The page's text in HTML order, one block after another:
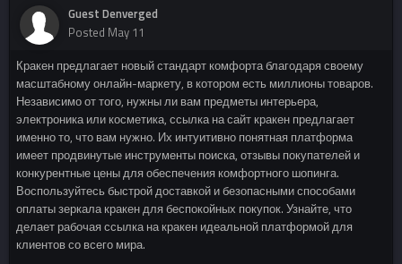
Guest Denverged
Posted May 11
Кракен предлагает новый стандарт комфорта благодаря своему
масштабному онлайн-маркету, в котором есть миллионы товаров.
Независимо от того, нужны ли вам предметы интерьера,
электроника или косметика, ссылка на сайт кракен предлагает
именно то, что вам нужно. Их интуитивно понятная платформа
имеет продвинутые инструменты поиска, отзывы покупателей и
конкурентные цены для обеспечения комфортного шопинга.
Воспользуйтесь быстрой доставкой и безопасными способами
оплаты зеркала кракен для беспокойных покупок. Узнайте, что
делает рабочая ссылка на кракен идеальной платформой для
клиентов со всего мира.